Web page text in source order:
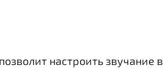
настроить звучание в